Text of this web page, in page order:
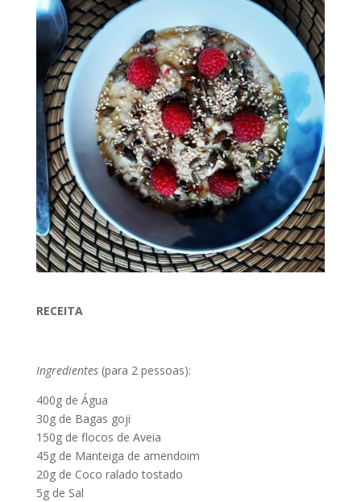
RECEITA
Ingredientes(para 2 pessoas):
400g de Água
30g de Bagas goji
150g de flocos de Aveia
45g de Manteiga de amendoim
20g de Coco ralado tostado
5g de Sal